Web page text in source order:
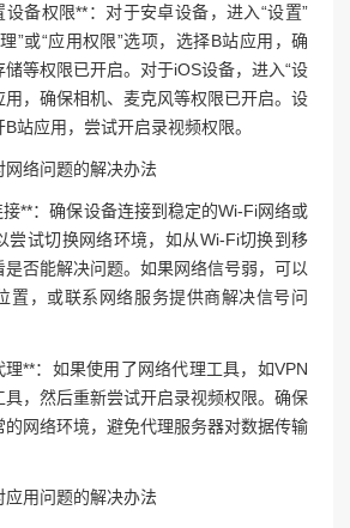
备权限**：对于安卓设备，进入“设置”
”或“应用权限”选项，选择B站应用，确
等权限已开启。对于iOS设备，进入“设
用，确保相机、麦克风等权限已开启。设
站应用，尝试开启录视频权限。
络问题的解决办法
**：确保设备连接到稳定的Wi-Fi网络或
尝试切换网络环境，如从Wi-Fi切换到移
否能解决问题。如果网络信号弱，可以
置，或联系网络服务提供商解决信号问
理**：如果使用了网络代理工具，如VPN
，然后重新尝试开启录视频权限。确保
网络环境，避免代理服务器对数据传输
用问题的解决办法